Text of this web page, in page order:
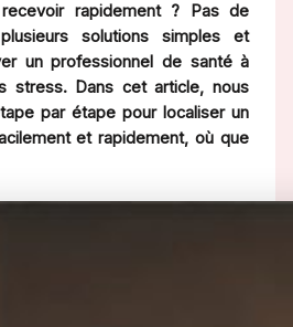
rapidement ? Pas de
solutions simples et
un professionnel de santé à
stress. Dans cet article, nous
par étape pour localiser un
et rapidement, où que